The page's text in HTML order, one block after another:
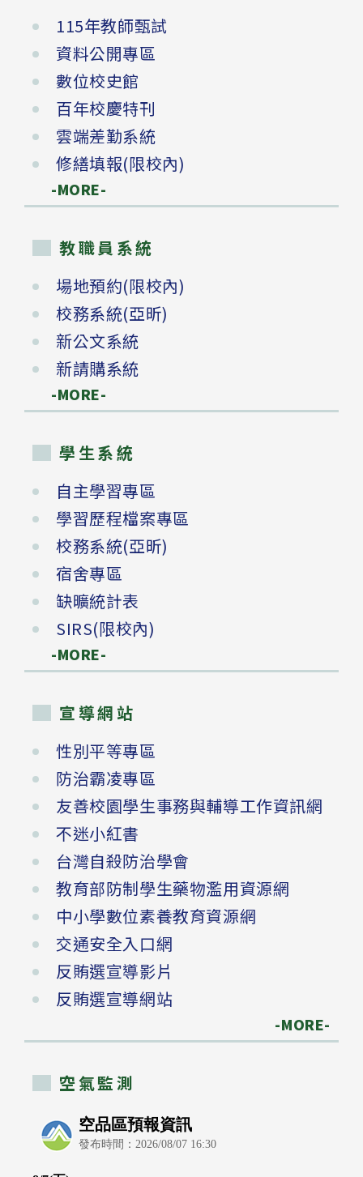
115年教師甄試
資料公開專區
數位校史館
百年校慶特刊
雲端差勤系統
修繕填報(限校內)
-MORE-
教職員系統
場地預約(限校內)
校務系統(亞昕)
新公文系統
新請購系統
-MORE-
學生系統
自主學習專區
學習歷程檔案專區
校務系統(亞昕)
宿舍專區
缺曠統計表
SIRS(限校內)
-MORE-
宣導網站
性別平等專區
防治霸凌專區
友善校園學生事務與輔導工作資訊網
不迷小紅書
台灣自殺防治學會
教育部防制學生藥物濫用資源網
中小學數位素養教育資源網
交通安全入口網
反賄選宣導影片
反賄選宣導網站
-MORE-
空氣監測